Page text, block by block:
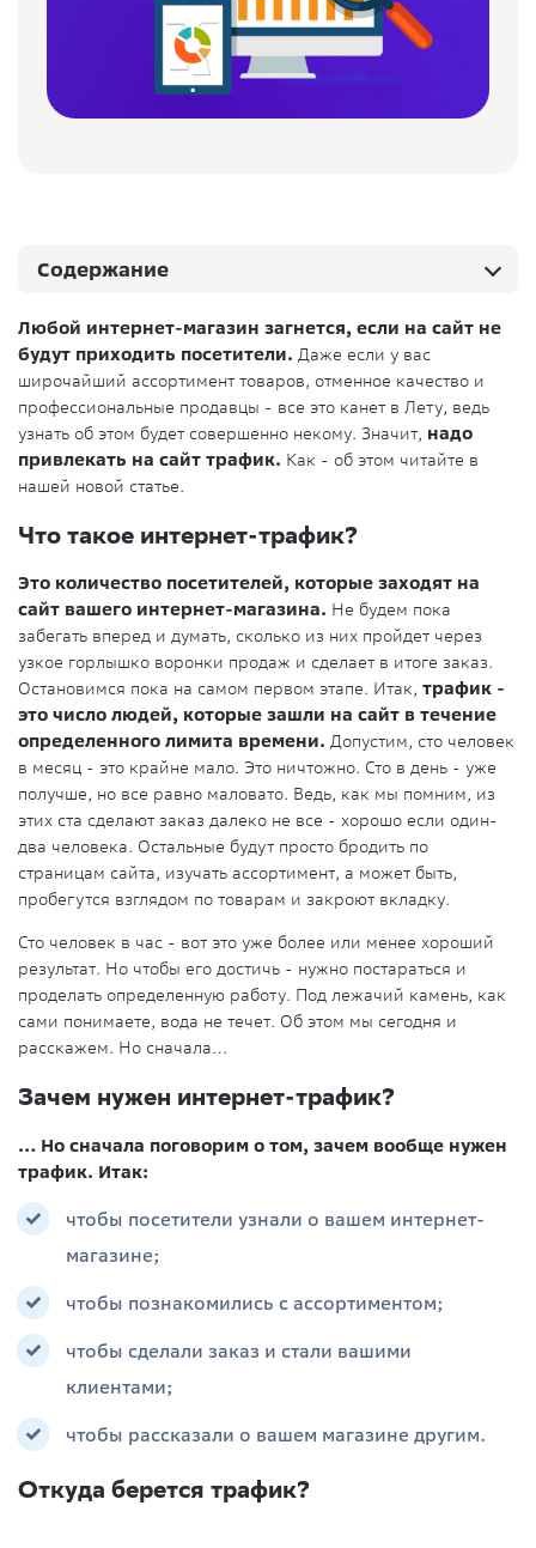
Любой интернет-магазин загнется, если на сайт не
будут приходить посетители. Даже если у вас
широчайший ассортимент товаров, отменное качество и
профессиональные продавцы - все это канет в Лету, ведь
узнать об этом будет совершенно некому. Значит, надо
привлекать на сайт трафик. Как - об этом читайте в
нашей новой статье.
Что такое интернет-трафик?
Это количество посетителей, которые заходят на
сайт вашего интернет-магазина. Не будем пока
забегать вперед и думать, сколько из них пройдет через
узкое горлышко воронки продаж и сделает в итоге заказ.
Остановимся пока на самом первом этапе. Итак, трафик -
это число людей, которые зашли на сайт в течение
определенного лимита времени. Допустим, сто человек
в месяц - это крайне мало. Это ничтожно. Сто в день - уже
получше, но все равно маловато. Ведь, как мы помним, из
этих ста сделают заказ далеко не все - хорошо если один-
два человека. Остальные будут просто бродить по
страницам сайта, изучать ассортимент, а может быть,
пробегутся взглядом по товарам и закроют вкладку.
Сто человек в час - вот это уже более или менее хороший
результат. Но чтобы его достичь - нужно постараться и
проделать определенную работу. Под лежачий камень, как
сами понимаете, вода не течет. Об этом мы сегодня и
расскажем. Но сначала…
Зачем нужен интернет-трафик?
… Но сначала поговорим о том, зачем вообще нужен
трафик. Итак:
чтобы посетители узнали о вашем интернет-
магазине;
чтобы познакомились с ассортиментом;
чтобы сделали заказ и стали вашими
клиентами;
чтобы рассказали о вашем магазине другим.
Откуда берется трафик?
Содержание